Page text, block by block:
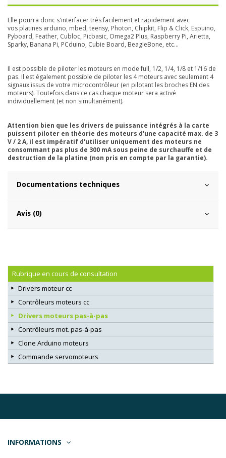
Elle pourra donc s'interfacer très facilement et rapidement avec
vos platines arduino, mbed, teensy, Photon, Chipkit, Flip & Click, Espuino,
Pyboard, Feather, Cubloc, Picbasic, Omega2 Plus, Raspberry Pi, Arietta,
Sparky, Banana Pi, PCduino, Cubie Board, BeagleBone, etc...
Il est possible de piloter les moteurs en mode full, 1/2, 1/4, 1/8 et 1/16 de
pas. Il est également possible de piloter les 4 moteurs avec seulement 4
signaux issus de votre microcontrôleur (en pilotant les broches EN des
moteurs). Toutefois dans ce cas chaque moteur sera activé
individuellement (et non simultanément).
Attention bien que les drivers de puissance intégrés à la carte
puissent piloter en théorie des moteurs d'une capacité max. de 3
V / 2 A, il est impératif d'utiliser uniquement des moteurs ne
consommant pas plus de 300 mA sous peine de surchauffe et de
destruction de la platine (non pris en compte par la garantie).
Documentations techniques
Avis (0)
Rubrique en cours de consultation
Drivers moteur cc
Contrôleurs moteurs cc
Drivers moteurs pas-à-pas
Contrôleurs mot. pas-à-pas
Clone Arduino moteurs
Commande servomoteurs
INFORMATIONS